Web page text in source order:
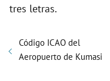
tres letras.
Código ICAO del
Aeropuerto de Kumasi